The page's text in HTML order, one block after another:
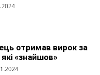
отримав вирок за
«знайшов»